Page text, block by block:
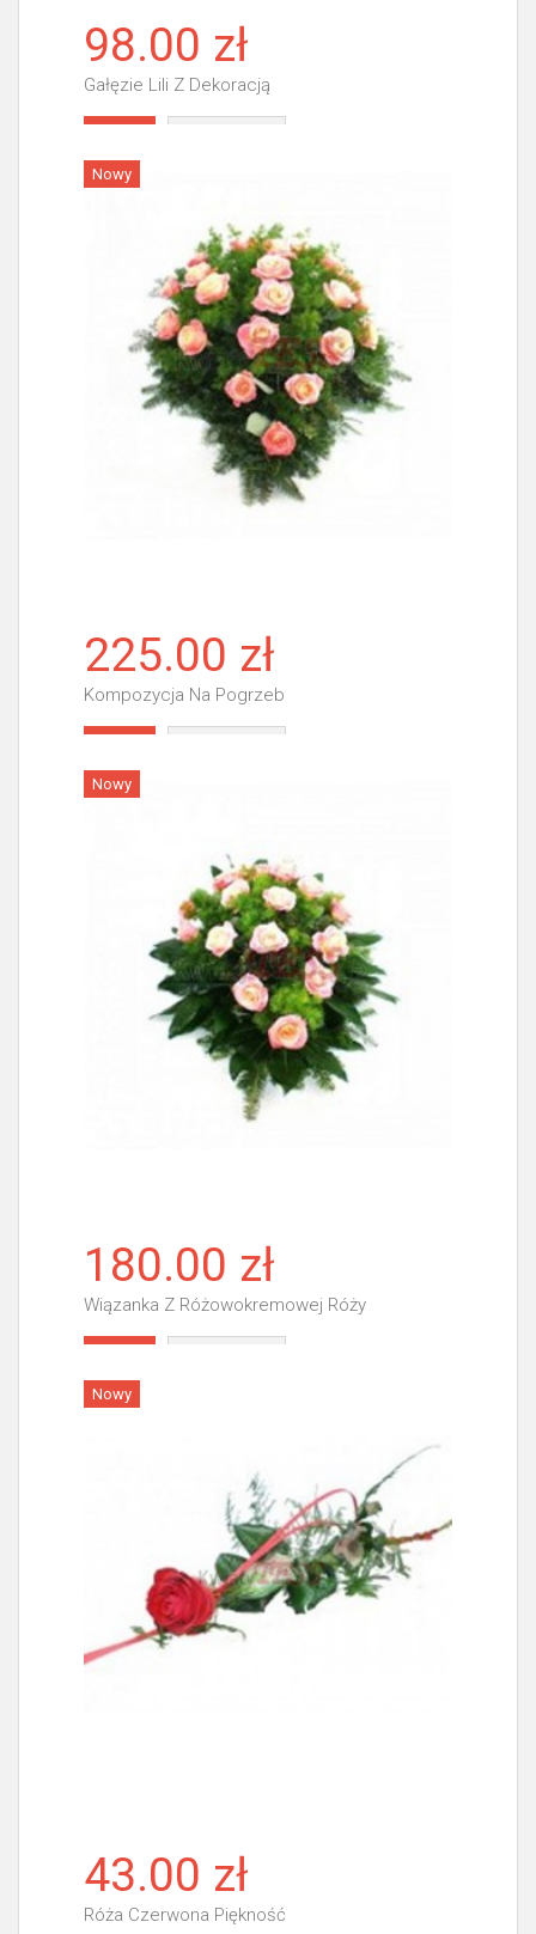
98.00 zł
Gałęzie Lili Z Dekoracją
Nowy
225.00 zł
Kompozycja Na Pogrzeb
Nowy
180.00 zł
Wiązanka Z Różowokremowej Róży
Nowy
43.00 zł
Róża Czerwona Piękność